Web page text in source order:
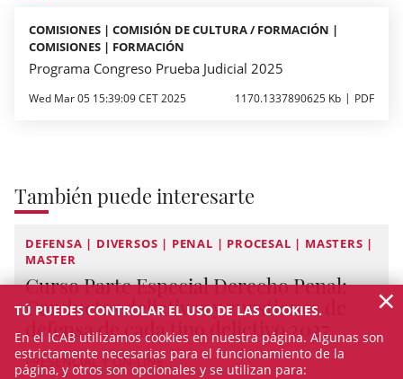
COMISIONES | COMISIÓN DE CULTURA / FORMACIÓN |
COMISIONES | FORMACIÓN
Programa Congreso Prueba Judicial 2025
Wed Mar 05 15:39:09 CET 2025 1170.1337890625 Kb PDF
También puede interesarte
DEFENSA | DIVERSOS | PENAL | PROCESAL | MASTERS |
MASTER
Curso Parte Especial Derecho Penal:
Conductas delictivas y cuestiones de
defensa de cada tipo delictivo 2027
PRESENCIAL Y ON-LINE
TÚ PUEDES CONTROLAR EL USO DE LAS COOKIES.
En el ICAB utilizamos cookies en nuestra página. Algunas son
estrictamente necesarias para el funcionamiento de la
página, y otros son opcionales y se utilizan para:
×